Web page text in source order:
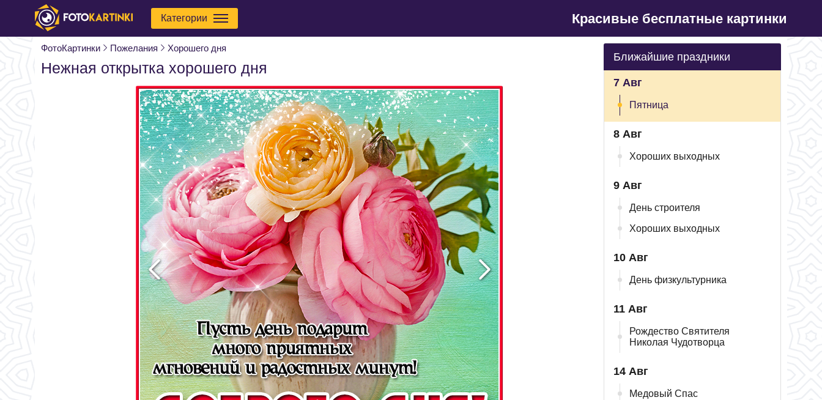
Категории Красивые бесплатные картинки
ФотоКартинки Пожелания Хорошего дня
Нежная открытка хорошего дня
Ближайшие праздники
7 Авг
Пятница
8 Авг
Хороших выходных
9 Авг
День строителя
Хороших выходных
10 Авг
День физкультурника
11 Авг
Рождество Святителя
Николая Чудотворца
14 Авг
Медовый Спас